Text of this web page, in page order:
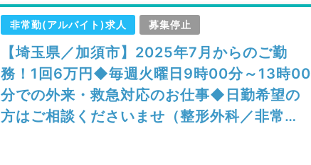
非常勤(アルバイト)求人 募集停止
【埼玉県／加須市】2025年7月からのご勤
務！1回6万円◆毎週火曜日9時00分～13時00
分での外来・救急対応のお仕事◆日勤希望の
方はご相談くださいませ（整形外科／非常